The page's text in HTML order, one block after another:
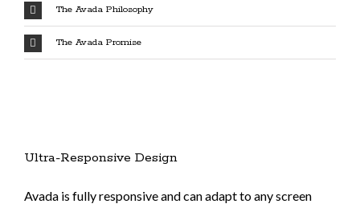
The Avada Philosophy
The Avada Promise
Ultra-Responsive Design
Avada is fully responsive and can adapt to any screen